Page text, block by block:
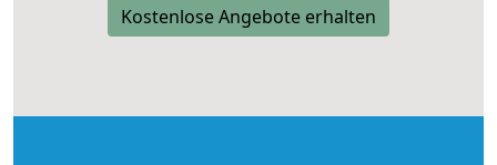
Kostenlose Angebote erhalten